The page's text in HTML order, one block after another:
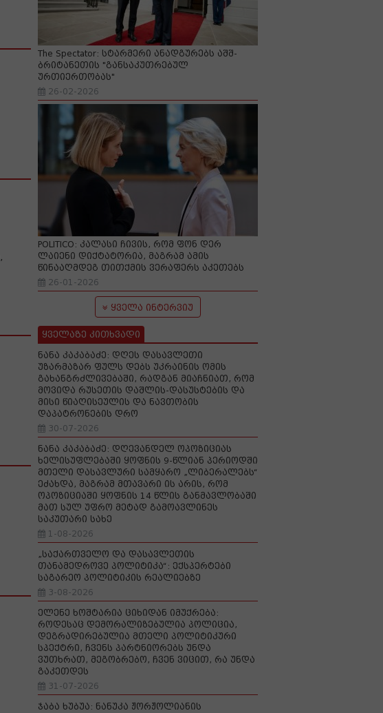
The Spectator: სტარმერი ანადგურებს აშშ-
ბრიტანეთის "განსაკუთრებულ
ურთიერთობას"
26-02-2026
POLITICO: კალასი ჩივის, რომ ფონ დერ
ლაიენი დიქტატორია, მაგრამ ამის
წინააღმდეგ თითქმის ვერაფერს აკეთებს
26-01-2026
ყველა ინტერვიუ
ყველაზე კითხვადი
ნანა კაკაბაძე: დღეს დასავლეთი
უზარმაზარ ფულს დებს უკრაინის ომის
გახანგრძლივებაში, რადგან მიაჩნიათ, რომ
მოვიდა რუსეთის დაშლის-დასუსტების და
მისი წიაღისეულის და ნავთობის
დაპატრონების დრო
30-07-2026
ნანა კაკაბაძე: დღევანდელ ოპოზიციას
ხელისუფლებაში ყოფნის 9-წლიან პერიოდში
მთელი დასავლური სამყარო „ლიბერალებს“
ეძახდა, მაგრამ მთავარი ის არის, რომ
ოპოზიციაში ყოფნის 14 წლის განმავლობაში
მათ სულ უფრო მეტად გამოავლინეს
საკუთარი სახე
1-08-2026
„საქართველო და დასავლეთის
თანამედროვე პოლიტიკა“: ექსპერტები
საგარეო პოლიტიკის რეალიებზე
3-08-2026
ელენე ხოშტარია ციხიდან იმუქრება:
როდესაც დემორალიზებულია პოლიცია,
დეგრადირებულია მთელი პოლიტიკური
სპექტრი, ჩვენს პარტნიორებს უნდა
ვუთხრათ, მეგობრებო, ჩვენ ვიცით, რა უნდა
გაკეთდეს
31-07-2026
ჯაბა ხუბუა: ნანუკა ჟორჟოლიანის